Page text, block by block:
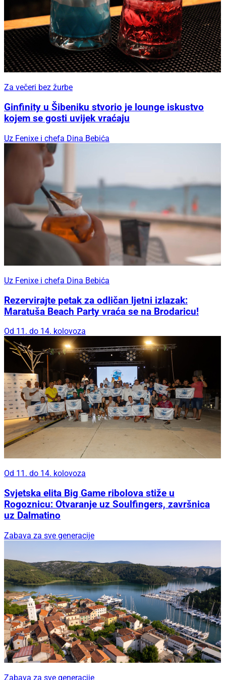
Za večeri bez žurbe
Ginfinity u Šibeniku stvorio je lounge iskustvo
kojem se gosti uvijek vraćaju
Uz Fenixe i chefa Dina Bebića
Uz Fenixe i chefa Dina Bebića
Rezervirajte petak za odličan ljetni izlazak:
Maratuša Beach Party vraća se na Brodaricu!
Od 11. do 14. kolovoza
Od 11. do 14. kolovoza
Svjetska elita Big Game ribolova stiže u
Rogoznicu: Otvaranje uz Soulfingers, završnica
uz Dalmatino
Zabava za sve generacije
Zabava za sve generacije